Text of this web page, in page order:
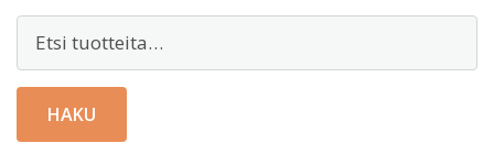
Etsi:
HAKU